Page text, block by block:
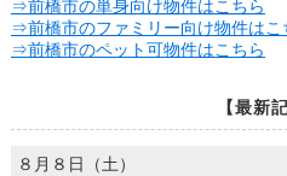
⇒前橋市の単身向け物件はこちら
⇒前橋市のファミリー向け物件はこ
⇒前橋市のペット可物件はこちら
【最新
８月８日（土）